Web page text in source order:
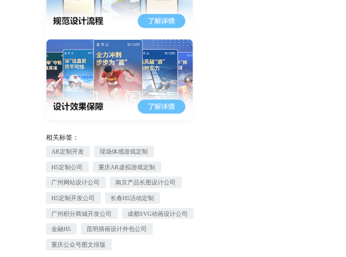
相关标签：
AR定制开发 现场体感游戏定制
H5定制公司 重庆AR虚拟游戏定制
广州网站设计公司 南京产品长图设计公司
H5定制开发公司 长春H5活动定制
广州积分商城开发公司 成都SVG动画设计公司
金融H5 昆明插画设计外包公司
重庆公众号图文排版